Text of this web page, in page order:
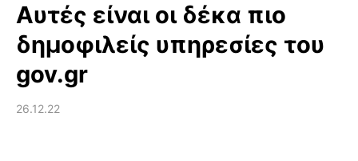
Αυτές είναι οι δέκα πιο
δημοφιλείς υπηρεσίες του
gov.gr
26.12.22